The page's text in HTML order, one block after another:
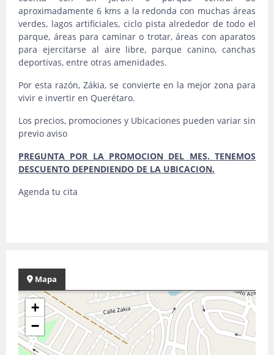
aproximadamente 6 kms a la redonda con muchas áreas
verdes, lagos artificiales, ciclo pista alrededor de todo el
parque, áreas para caminar o trotar, áreas con aparatos
para ejercitarse al aire libre, parque canino, canchas
deportivas, entre otras amenidades.
Por esta razón, Zákia, se convierte en la mejor zona para
vivir e invertir en Querétaro.
Los precios, promociones y Ubicaciones pueden variar sin
previo aviso
PREGUNTA POR LA PROMOCION DEL MES. TENEMOS
DESCUENTO DEPENDIENDO DE LA UBICACION.
Agenda tu cita
Mapa
+
−